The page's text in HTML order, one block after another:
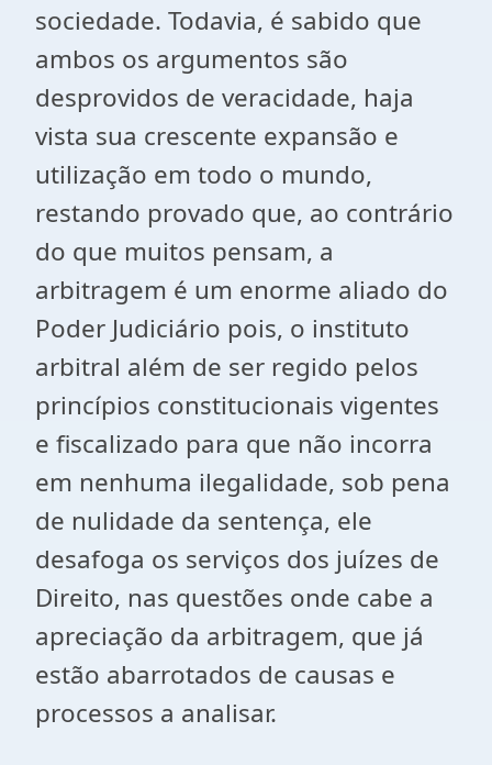
sociedade. Todavia, é sabido que
ambos os argumentos são
desprovidos de veracidade, haja
vista sua crescente expansão e
utilização em todo o mundo,
restando provado que, ao contrário
do que muitos pensam, a
arbitragem é um enorme aliado do
Poder Judiciário pois, o instituto
arbitral além de ser regido pelos
princípios constitucionais vigentes
e fiscalizado para que não incorra
em nenhuma ilegalidade, sob pena
de nulidade da sentença, ele
desafoga os serviços dos juízes de
Direito, nas questões onde cabe a
apreciação da arbitragem, que já
estão abarrotados de causas e
processos a analisar.